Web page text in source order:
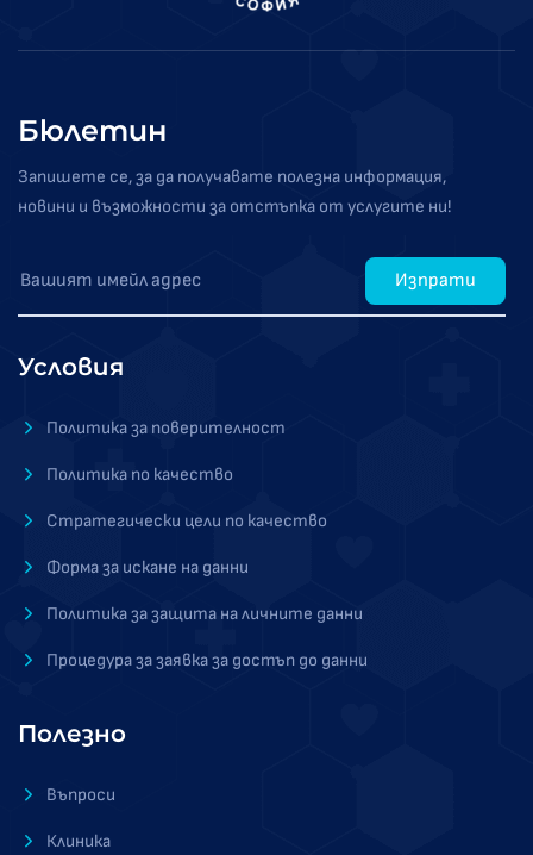
Бюлетин
Запишете се, за да получавате полезна информация,
новини и възможности за отстъпка от услугите ни!
Изпрати
Условия
Политика за поверителност
Политика по качество
Стратегически цели по качество
Форма за искане на данни
Политика за защита на личните данни
Процедура за заявка за достъп до данни
Полезно
Въпроси
Клиника